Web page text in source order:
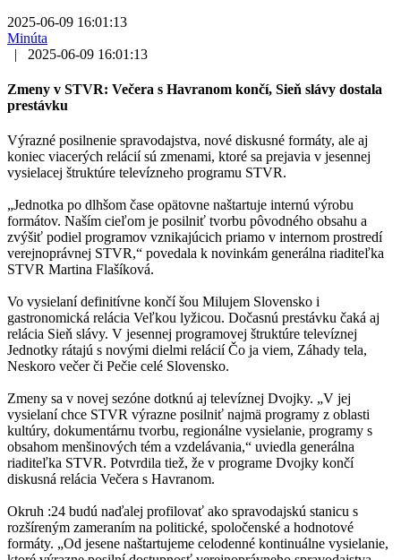
2025-06-09 16:01:13
Minúta
|
2025-06-09 16:01:13
Zmeny v STVR: Večera s Havranom končí, Sieň slávy dostala
prestávku
Výrazné posilnenie spravodajstva, nové diskusné formáty, ale aj
koniec viacerých relácií sú zmenami, ktoré sa prejavia v jesennej
vysielacej štruktúre televízneho programu STVR.
„Jednotka po dlhšom čase opätovne naštartuje internú výrobu
formátov. Naším cieľom je posilniť tvorbu pôvodného obsahu a
zvýšiť podiel programov vznikajúcich priamo v internom prostredí
verejnoprávnej STVR,“ povedala k novinkám generálna riaditeľka
STVR Martina Flašíková.
Vo vysielaní definitívne končí šou Milujem Slovensko i
gastronomická relácia Veľkou lyžicou. Dočasnú prestávku čaká aj
relácia Sieň slávy. V jesennej programovej štruktúre televíznej
Jednotky rátajú s novými dielmi relácií Čo ja viem, Záhady tela,
Neskoro večer či Pečie celé Slovensko.
Zmeny sa v novej sezóne dotknú aj televíznej Dvojky. „V jej
vysielaní chce STVR výrazne posilniť najmä programy z oblasti
kultúry, dokumentárnu tvorbu, regionálne vysielanie, programy s
obsahom menšinových tém a vzdelávania,“ uviedla generálna
riaditeľka STVR. Potvrdila tiež, že v programe Dvojky končí
diskusná relácia Večera s Havranom.
Okruh :24 budú naďalej profilovať ako spravodajskú stanicu s
rozšíreným zameraním na politické, spoločenské a hodnotové
formáty. „Od jesene naštartujeme celodenné kontinuálne vysielanie,